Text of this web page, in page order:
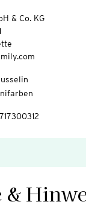
& Co. KG